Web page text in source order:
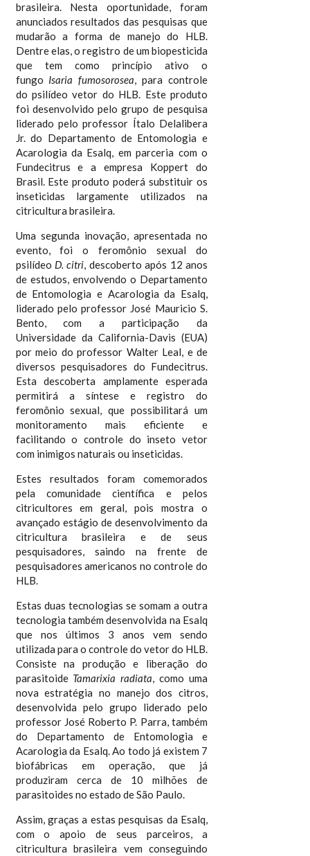
brasileira. Nesta oportunidade, foram
anunciados resultados das pesquisas que
mudarão a forma de manejo do HLB.
Dentre elas, o registro de um biopesticida
que tem como princípio ativo o
fungo Isaria fumosorosea, para controle
do psilídeo vetor do HLB. Este produto
foi desenvolvido pelo grupo de pesquisa
liderado pelo professor Ítalo Delalibera
Jr. do Departamento de Entomologia e
Acarologia da Esalq, em parceria com o
Fundecitrus e a empresa Koppert do
Brasil. Este produto poderá substituir os
inseticidas largamente utilizados na
citricultura brasileira.
Uma segunda inovação, apresentada no
evento, foi o feromônio sexual do
psilídeo D. citri, descoberto após 12 anos
de estudos, envolvendo o Departamento
de Entomologia e Acarologia da Esalq,
liderado pelo professor José Mauricio S.
Bento, com a participação da
Universidade da California-Davis (EUA)
por meio do professor Walter Leal, e de
diversos pesquisadores do Fundecitrus.
Esta descoberta amplamente esperada
permitirá a síntese e registro do
feromônio sexual, que possibilitará um
monitoramento mais eficiente e
facilitando o controle do inseto vetor
com inimigos naturais ou inseticidas.
Estes resultados foram comemorados
pela comunidade científica e pelos
citricultores em geral, pois mostra o
avançado estágio de desenvolvimento da
citricultura brasileira e de seus
pesquisadores, saindo na frente de
pesquisadores americanos no controle do
HLB.
Estas duas tecnologias se somam a outra
tecnologia também desenvolvida na Esalq
que nos últimos 3 anos vem sendo
utilizada para o controle do vetor do HLB.
Consiste na produção e liberação do
parasitoide Tamarixia radiata, como uma
nova estratégia no manejo dos citros,
desenvolvida pelo grupo liderado pelo
professor José Roberto P. Parra, também
do Departamento de Entomologia e
Acarologia da Esalq. Ao todo já existem 7
biofábricas em operação, que já
produziram cerca de 10 milhões de
parasitoides no estado de São Paulo.
Assim, graças a estas pesquisas da Esalq,
com o apoio de seus parceiros, a
citricultura brasileira vem conseguindo